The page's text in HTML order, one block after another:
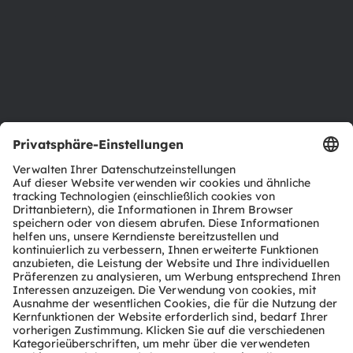
Produkt Selektor
Download Center
Tools
Kundenanfragen
Technischer Support
Partner Netzwerk
Whistleblowing